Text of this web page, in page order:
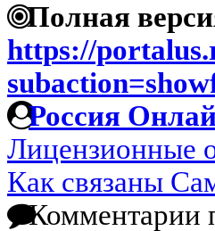
Полная
https://
Россия
Лицензионные
Как связаны
Комментарии